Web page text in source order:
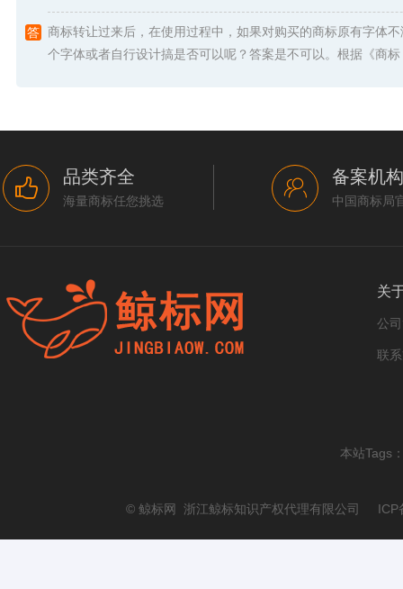
商标转让过来后，在使用过程中，如果对购买的商标原有字体
个字体或者自行设计搞是否可以呢？答案是不可以。根据《商
品类齐全
海量商标任您挑选
备案机构
中国商标局
关
公
联
本站Tags
© 鲸标网 浙江鲸标知识产权代理有限公司 ICP